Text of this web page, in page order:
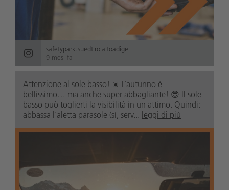
safetypark.suedtirolaltoadige
9 mesi fa
Attenzione al sole basso! ☀️ L’autunno è
bellissimo… ma anche super abbagliante! 😎 Il sole
basso può toglierti la visibilità in un attimo. Quindi:
abbassa l’aletta parasole (sì, serv... leggi di più